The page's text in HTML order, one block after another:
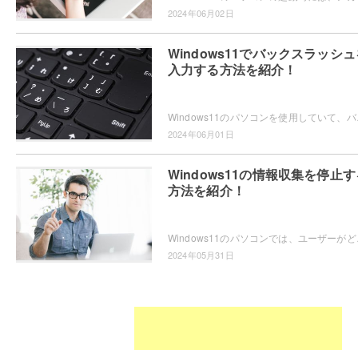
2024年06月02日
Windows11でバックスラッシ
入力する方法を紹介！
Windows11のパソコンを使用してい
2024年06月01日
Windows11の情報収集を停止
方法を紹介！
Windows11のパソコンでは、ユー
2024年05月31日